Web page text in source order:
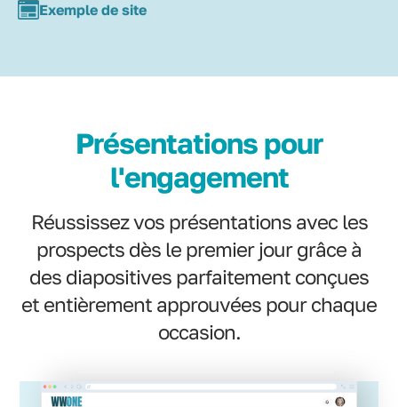
Exemple de site
Présentations pour
l'engagement
Réussissez vos présentations avec les
prospects dès le premier jour grâce à
des diapositives parfaitement conçues
et entièrement approuvées pour chaque
occasion.